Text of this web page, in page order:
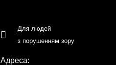
Для людей
з порушенням зору
Адреса: